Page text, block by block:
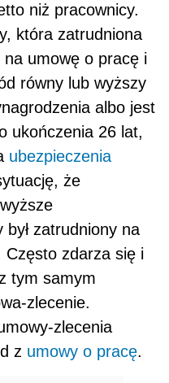
niż pracownicy.
która zatrudniona
umowę o pracę i
równy lub wyższy
albo jest
ukończenia 26 lat,
ubezpieczenia
że
był zatrudniony na
Często zdarza się i
tym samym
zlecenie.
zlecenia
z umowy o pracę.